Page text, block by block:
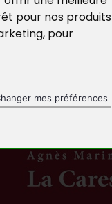
pour nos produits
, pour
mes préférences